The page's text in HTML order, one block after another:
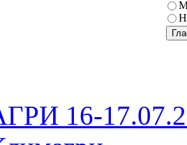
16-